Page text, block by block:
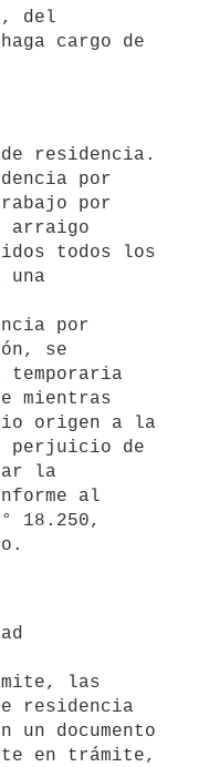
del
cargo de
por
arraigo
todos los
se
temporaria
mientras
origen a la
perjuicio de
la
al
18.250,
residencia
un documento
en trámite,